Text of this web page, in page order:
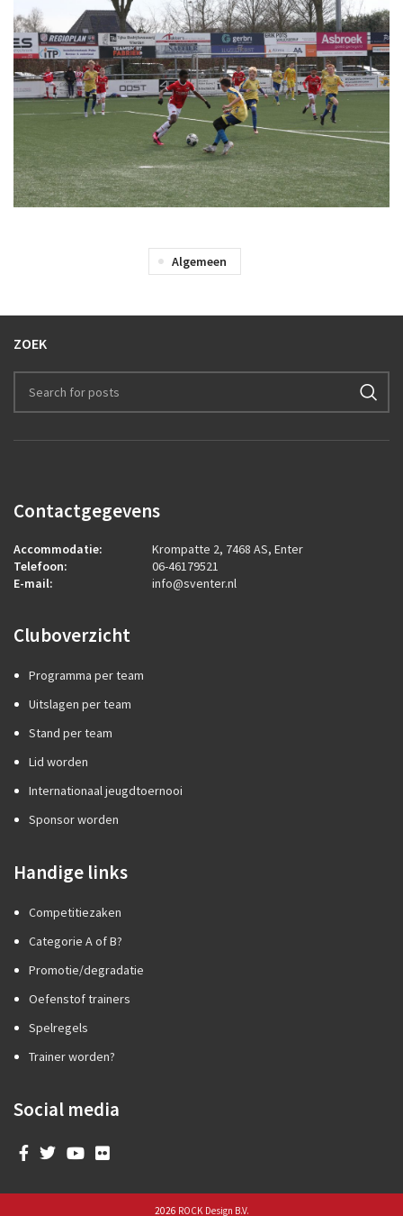
Algemeen
ZOEK
Contactgegevens
Accommodatie:
Krompatte 2, 7468 AS, Enter
Telefoon:
06-46179521
E-mail:
info@sventer.nl
Cluboverzicht
Programma per team
Uitslagen per team
Stand per team
Lid worden
Internationaal jeugdtoernooi
Sponsor worden
Handige links
Competitiezaken
Categorie A of B?
Promotie/degradatie
Oefenstof trainers
Spelregels
Trainer worden?
Social media
2026 ROCK Design B.V.